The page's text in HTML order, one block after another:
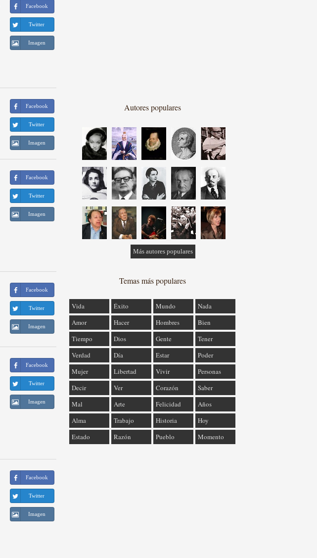
Facebook
Twitter
Imagen
Facebook
Twitter
Imagen
Facebook
Twitter
Imagen
Facebook
Twitter
Imagen
Facebook
Twitter
Imagen
Facebook
Twitter
Imagen
Autores populares
Más autores populares
Temas más populares
Vida Éxito Mundo
Nada
Amor
Hacer Hombres
Bien
Tiempo
Dios Gente
Tener
Verdad
Día Estar
Poder
Mujer
Libertad Vivir
Personas
Decir
Ver Corazón
Saber
Mal
Arte Felicidad
Años
Alma
Trabajo Historia
Hoy
Estado
Razón Pueblo Momento